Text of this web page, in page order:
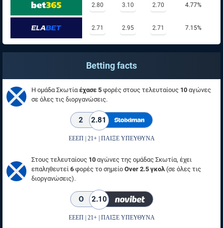
2.80 3.10 2.70 4.77%
2.71 2.95 2.71 7.15%
Betting facts
Η ομάδα Σκωτίαέχασε 5 φορές στους τελευταίους 10 αγώνες
σε όλες τις διοργανώσεις.
2 2.81
ΕΕΕΠ | 21+ | ΠΑΙΞΕ ΥΠΕΥΘΥΝΑ
Στους τελευταίους 10 αγώνες της ομάδας Σκωτία, έχει
επαληθευτεί 6 φορές το σημείο Over 2.5 γκολ (σε όλες τις
διοργανώσεις).
O 2.10
ΕΕΕΠ | 21+ | ΠΑΙΞΕ ΥΠΕΥΘΥΝΑ